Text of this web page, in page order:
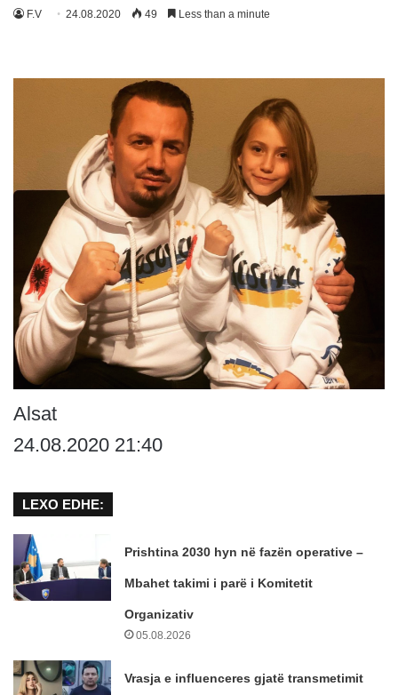
F.V 24.08.2020 49 Less than a minute
Alsat
24.08.2020 21:40
LEXO EDHE:
Prishtina 2030 hyn në fazën operative –
Mbahet takimi i parë i Komitetit
Organizativ
05.08.2026
Vrasja e influenceres gjatë transmetimit